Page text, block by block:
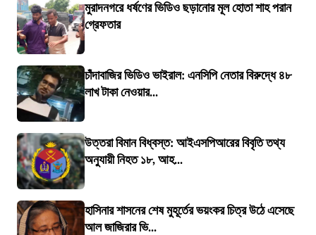
মুরাদনগরে ধর্ষণের ভিডিও ছড়ানোর মূল হোতা শাহ পরান
গ্রেফতার
চাঁদাবাজির ভিডিও ভাইরাল: এনসিপি নেতার বিরুদ্ধে ৪৮
লাখ টাকা নেওয়ার...
উত্তরা বিমান বিধ্বস্ত: আইএসপিআরের বিবৃতি তথ্য
অনুযায়ী নিহত ১৮, আহ...
হাসিনার শাসনের শেষ মুহূর্তের ভয়ংকর চিত্র উঠে এসেছে
আল জাজিরার ভি...